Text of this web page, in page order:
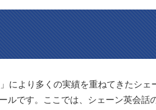
により多くの実績を重ねてきたシェ
ルです。ここでは、シェーン英会話